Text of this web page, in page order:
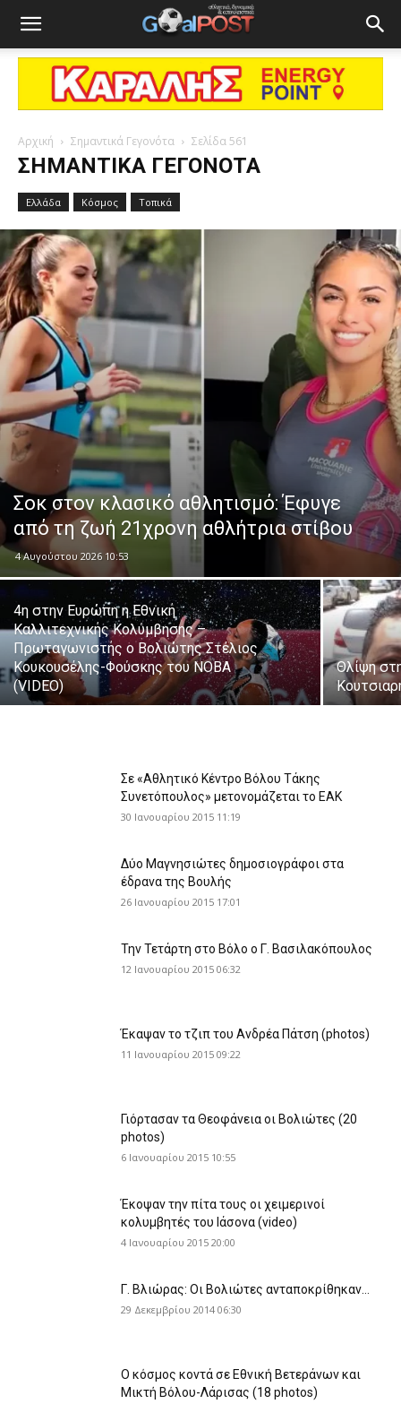
Αρχική Σημαντικά Γεγονότα Σελίδα 561
ΣΗΜΑΝΤΙΚΆ ΓΕΓΟΝΌΤΑ
Ελλάδα Κόσμος Τοπικά
Σοκ στον κλασικό αθλητισμό: Έφυγε
από τη ζωή 21χρονη αθλήτρια στίβου
4 Αυγούστου 2026 10:53
4η στην Ευρώπη η Εθνική
Καλλιτεχνικής Κολύμβησης –
Πρωταγωνιστής ο Βολιώτης Στέλιος
Κουκουσέλης-Φούσκης του ΝΟΒΑ
(VIDEO)
Θλίψη
Σε «Αθλητικό Κέντρο Βόλου Τάκης
Συνετόπουλος» μετονομάζεται το ΕΑΚ
30 Ιανουαρίου 2015 11:19
Δύο Μαγνησιώτες δημοσιογράφοι στα
έδρανα της Βουλής
26 Ιανουαρίου 2015 17:01
Την Τετάρτη στο Βόλο ο Γ. Βασιλακόπουλος
12 Ιανουαρίου 2015 06:32
Έκαψαν το τζιπ του Ανδρέα Πάτση (photos)
11 Ιανουαρίου 2015 09:22
Γιόρτασαν τα Θεοφάνεια οι Βολιώτες (20
photos)
6 Ιανουαρίου 2015 10:55
Έκοψαν την πίτα τους οι χειμερινοί
κολυμβητές του Ιάσονα (video)
4 Ιανουαρίου 2015 20:00
Γ. Βλιώρας: Οι Βολιώτες ανταποκρίθηκαν…
29 Δεκεμβρίου 2014 06:30
Ο κόσμος κοντά σε Εθνική Βετεράνων και
Μικτή Βόλου-Λάρισας (18 photos)